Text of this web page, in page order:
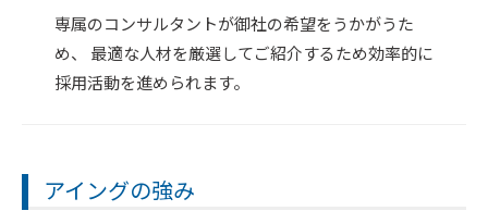
専属のコンサルタントが御社の希望をうかがうた
め、 最適な人材を厳選してご紹介するため効率的に
採用活動を進められます。
アイングの強み